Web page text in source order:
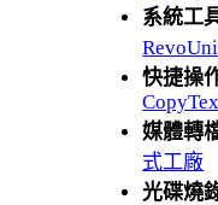
系統工
快捷操
媒體轉
式工廠
光碟燒